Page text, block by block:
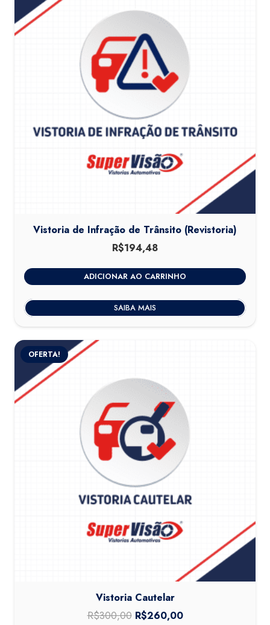
Vistoria de Infração de Trânsito (Revistoria)
R$194,48
ADICIONAR AO CARRINHO
SAIBA MAIS
OFERTA!
Vistoria Cautelar
R$300,00 O
R$260,00O